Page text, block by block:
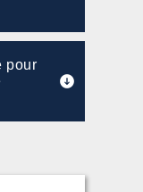
pour